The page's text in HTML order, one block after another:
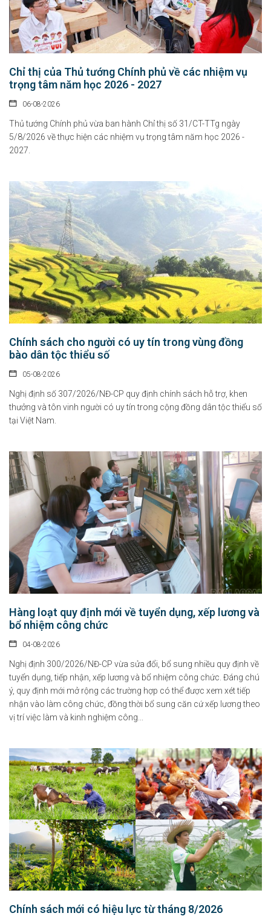
Chỉ thị của Thủ tướng Chính phủ về các nhiệm vụ
trọng tâm năm học 2026 - 2027
06-08-2026
Thủ tướng Chính phủ vừa ban hành Chỉ thị số 31/CT-TTg ngày
5/8/2026 về thực hiện các nhiệm vụ trọng tâm năm học 2026 -
2027.
Chính sách cho người có uy tín trong vùng đồng
bào dân tộc thiểu số
05-08-2026
Nghị định số 307/2026/NĐ-CP quy định chính sách hỗ trợ, khen
thưởng và tôn vinh người có uy tín trong cộng đồng dân tộc thiểu số
tại Việt Nam.
Hàng loạt quy định mới về tuyển dụng, xếp lương và
bổ nhiệm công chức
04-08-2026
Nghị định 300/2026/NĐ-CP vừa sửa đổi, bổ sung nhiều quy định về
tuyển dụng, tiếp nhận, xếp lương và bổ nhiệm công chức. Đáng chú
ý, quy định mới mở rộng các trường hợp có thể được xem xét tiếp
nhận vào làm công chức, đồng thời bổ sung căn cứ xếp lương theo
vị trí việc làm và kinh nghiệm công...
Chính sách mới có hiệu lực từ tháng 8/2026